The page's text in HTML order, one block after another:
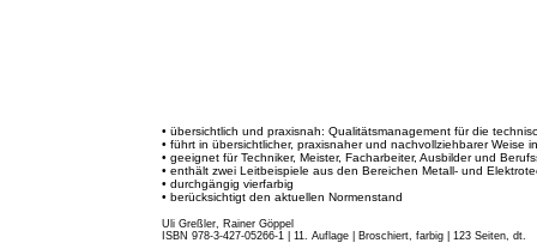
• übersichtlich und praxisnah: Qualitätsmanagement für die
• führt in übersichtlicher, praxisnaher und nachvollziehbarer Weise
• geeignet für Techniker, Meister, Facharbeiter, Ausbilder und
• enthält zwei Leitbeispiele aus den Bereichen Metall- und
• durchgängig vierfarbig
• berücksichtigt den aktuellen Normenstand
Uli Greßler, Rainer Göppel
ISBN 978-3-427-05266-1 | 11. Auflage
Broschiert, farbig | 123 Seiten, dt.